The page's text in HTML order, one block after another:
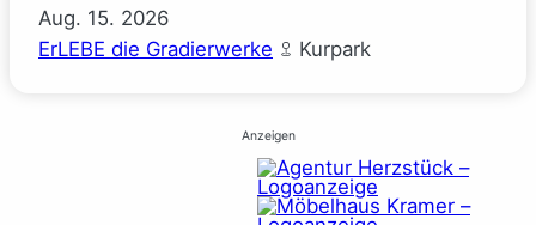
Aug. 15. 2026
ErLEBE die Gradierwerke
Kurpark
Anzeigen